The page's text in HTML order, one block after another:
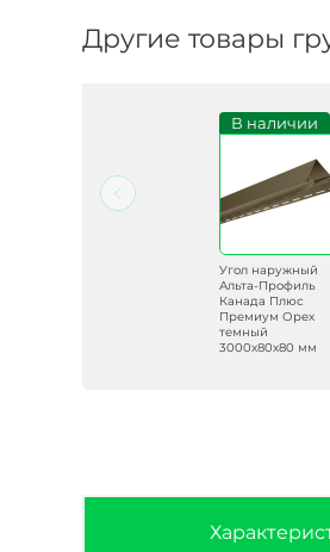
Другие товары
В наличии
Угол наружный
Альта-Профиль
Канада Плюс
Премиум Орех
темный
3000х80х80 мм